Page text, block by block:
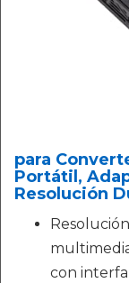
para
Portátil,
Resolución
con